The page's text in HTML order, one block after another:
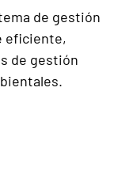
de gestión
eficiente,
de gestión